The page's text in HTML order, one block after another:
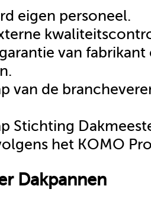
eigen personeel.
van fabrikant
van de
Stichting
het KOMO
Dakpannen